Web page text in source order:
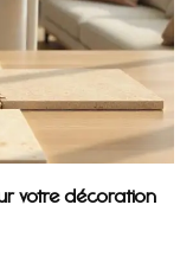
votre décoration